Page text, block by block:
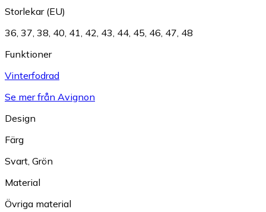
Storlekar (EU)
36 37 38 40 41 42 43 44 45 46 47 48
Funktioner
Vinterfodrad
Se mer från Avignon
Design
Färg
Svart Grön
Material
Övriga material